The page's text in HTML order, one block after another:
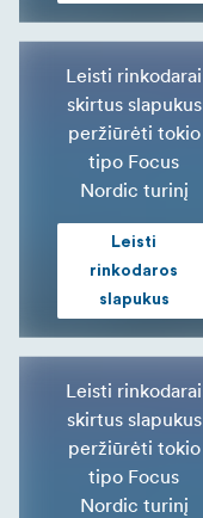
Leisti rinkodarai
skirtus slapukus
peržiūrėti tokio
tipo Focus
Nordic turinį
Leisti
rinkodaros
slapukus
Leisti rinkodarai
skirtus slapukus
peržiūrėti tokio
tipo Focus
Nordic turinį